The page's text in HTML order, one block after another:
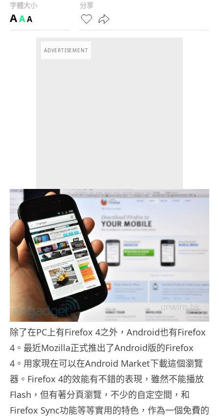
字體大小
AAA
分享
ADVERTISEMENT
除了在PC上有Firefox 4之外，Android也有Firefox
4。最近Mozilla正式推出了Android版的Firefox
4。用家現在可以在Android Market下載這個瀏覽
器。Firefox 4的效能有不錯的表現，雖然不能播放
Flash，但有著分頁瀏覽，不少的自定空間，和
Firefox Sync功能等等實用的特色，作為一個免費的